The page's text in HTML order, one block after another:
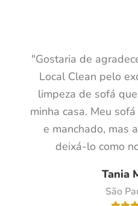
"Gostaria de
Local Clean pelo
limpeza de sofá
minha casa. Meu
e manchado, mas
deixá-lo como
Tania
São